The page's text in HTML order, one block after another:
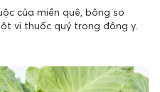
của miền quê, bông so
vị thuốc quý trong đông y.